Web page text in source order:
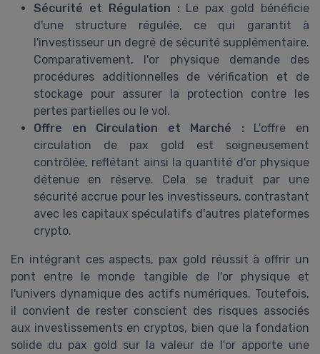
Sécurité et Régulation : Le pax gold bénéficie
d'une structure régulée, ce qui garantit à
l'investisseur un degré de sécurité supplémentaire.
Comparativement, l'or physique demande des
procédures additionnelles de vérification et de
stockage pour assurer la protection contre les
pertes partielles ou le vol.
Offre en Circulation et Marché : L'offre en
circulation de pax gold est soigneusement
contrôlée, reflétant ainsi la quantité d'or physique
détenue en réserve. Cela se traduit par une
sécurité accrue pour les investisseurs, contrastant
avec les capitaux spéculatifs d'autres plateformes
crypto.
En intégrant ces aspects, pax gold réussit à offrir un
pont entre le monde tangible de l'or physique et
l'univers dynamique des actifs numériques. Toutefois,
il convient de rester conscient des risques associés
aux investissements en cryptos, bien que la fondation
solide du pax gold sur la valeur de l'or apporte une